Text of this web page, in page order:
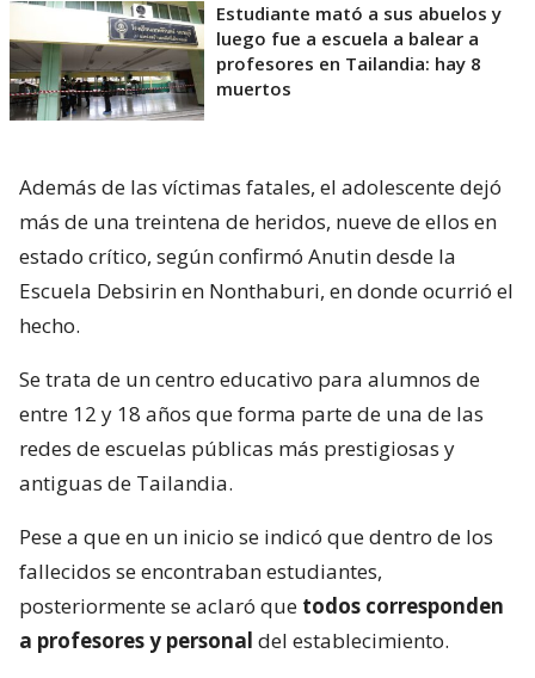
Estudiante mató a sus abuelos y
luego fue a escuela a balear a
profesores en Tailandia: hay 8
muertos
Además de las víctimas fatales, el adolescente dejó
más de una treintena de heridos, nueve de ellos en
estado crítico, según confirmó Anutin desde la
Escuela Debsirin en Nonthaburi, en donde ocurrió el
hecho.
Se trata de un centro educativo para alumnos de
entre 12 y 18 años que forma parte de una de las
redes de escuelas públicas más prestigiosas y
antiguas de Tailandia.
Pese a que en un inicio se indicó que dentro de los
fallecidos se encontraban estudiantes,
posteriormente se aclaró que todos corresponden
a profesores y personal del establecimiento.